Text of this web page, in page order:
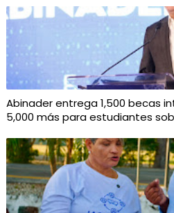
Abinader entrega 1,500 becas
5,000 más para estudiantes